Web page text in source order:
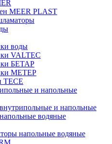
MEER PLAST
воды
VALTEC
БЕТАР
МЕТЕР
TECE
и напольные
и напольные
водяные
напольные водяные